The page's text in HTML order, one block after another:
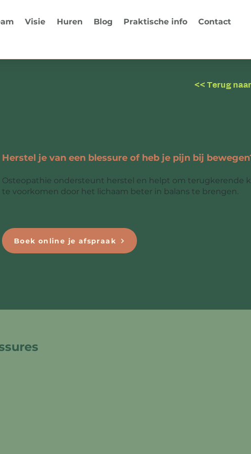
Visie Huren Blog Praktische info Contact
Herstel je van een blessure of heb je pijn bij
Osteopathie ondersteunt herstel en helpt om terugkerende
te voorkomen door het lichaam beter in balans te brengen.
Boek online je afspraak